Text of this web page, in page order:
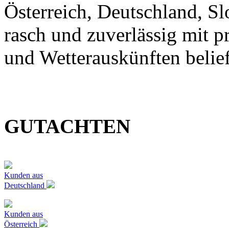
Österreich, Deutschland,
rasch und zuverlässig mit
und Wetterauskünften
GUTACHTEN
Kunden aus
Deutschland
Kunden aus
Österreich